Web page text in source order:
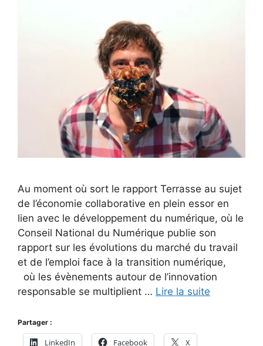
Au moment où sort le rapport Terrasse au sujet
de l’économie collaborative en plein essor en
lien avec le développement du numérique, où le
Conseil National du Numérique publie son
rapport sur les évolutions du marché du travail
et de l’emploi face à la transition numérique,
où les évènements autour de l’innovation
responsable se multiplient … Lire la suite
Partager :
LinkedIn Facebook X